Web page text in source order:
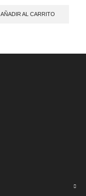
AÑADIR AL CARRITO